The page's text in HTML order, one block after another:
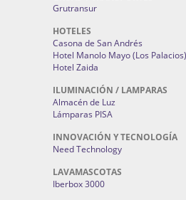
Grutransur
HOTELES
Casona de San Andrés
Hotel Manolo Mayo (Los Palacios)
Hotel Zaida
ILUMINACIÓN / LAMPARAS
Almacén de Luz
Lámparas PISA
INNOVACIÓN Y TECNOLOGÍA
Need Technology
LAVAMASCOTAS
Iberbox 3000